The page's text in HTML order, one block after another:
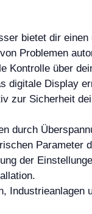
bietet dir
Problemen
Kontrolle über
digitale Display
zur Sicherheit
durch
Parameter
der
Industrieanlagen